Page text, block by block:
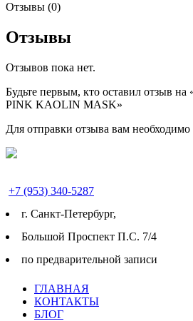
Отзывы (0)
Отзывы
Отзывов пока нет.
Будьте первым, кто оставил отзыв
PINK KAOLIN MASK»
Для отправки отзыва вам необходимо
+7 (953) 340-5287
г. Cанкт-Петербург,
Большой Проспект П.С. 7/4
по предварительной записи
ГЛАВНАЯ
КОНТАКТЫ
БЛОГ